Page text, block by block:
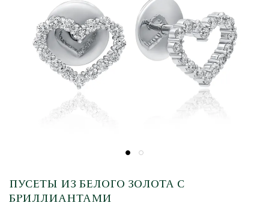
ПУСЕТЫ ИЗ БЕЛОГО ЗОЛОТА С
БРИЛЛИАНТАМИ